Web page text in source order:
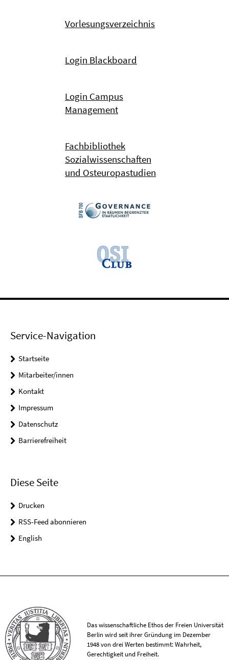
Vorlesungsverzeichnis
Login Blackboard
Login Campus
Management
Fachbibliothek
Sozialwissenschaften
und Osteuropastudien
Service-Navigation
Startseite
Mitarbeiter/innen
Kontakt
Impressum
Datenschutz
Barrierefreiheit
Diese Seite
Drucken
RSS-Feed abonnieren
English
Das wissenschaftliche Ethos der Freien Universität
Berlin wird seit ihrer Gründung im Dezember
1948 von drei Werten bestimmt: Wahrheit,
Gerechtigkeit und Freiheit.